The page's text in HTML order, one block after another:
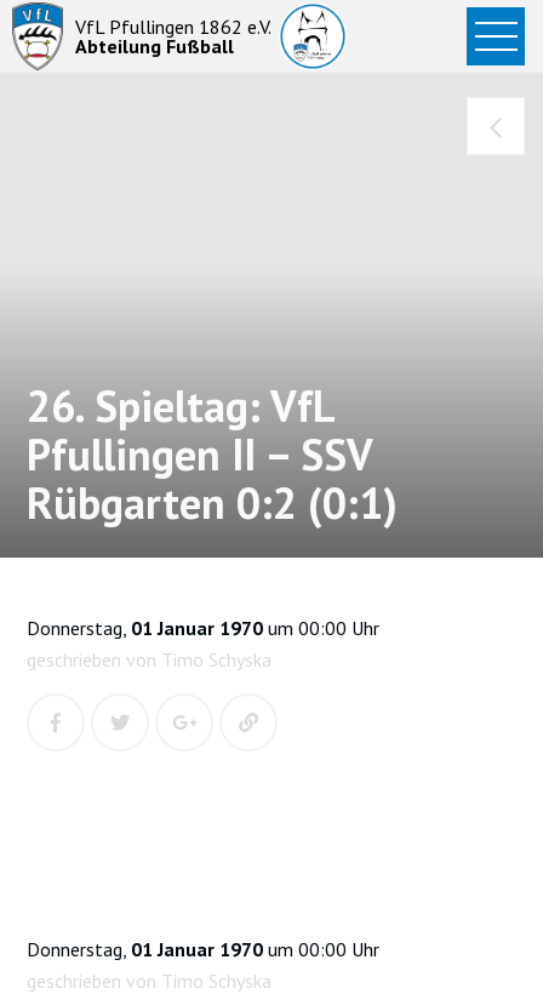
VfL Pfullingen 1862 e.V.
Abteilung Fußball
Startseite
News
26. Spieltag: VfL
Pfullingen II – SSV
Rübgarten 0:2 (0:1)
Donnerstag, 01 Januar 1970 um 00:00 Uhr
geschrieben von Timo Schyska
Donnerstag, 01 Januar 1970 um 00:00 Uhr
geschrieben von Timo Schyska